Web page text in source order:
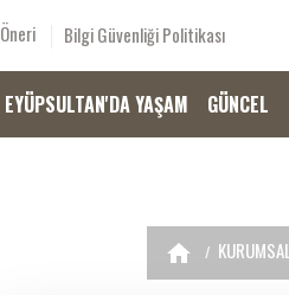
Bilgi Güvenliği Politikası
EYÜPSULTAN'DA YAŞAM GÜNCEL
KURUMSAL